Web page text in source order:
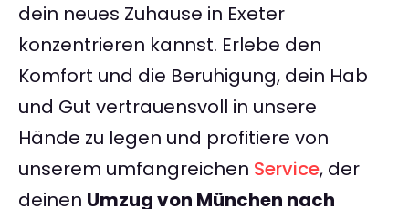
dein neues Zuhause in Exeter
konzentrieren kannst. Erlebe den
Komfort und die Beruhigung, dein Hab
und Gut vertrauensvoll in unsere
Hände zu legen und profitiere von
unserem umfangreichen Service, der
deinen Umzug von München nach